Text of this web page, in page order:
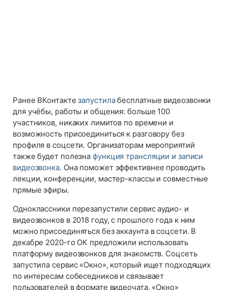
Ранее ВКонтактезапустилабесплатные видеозвонки
для учёбы, работы и общения: больше 100
участников, никаких лимитов по времени и
возможность присоединиться к разговору без
профиля в соцсети. Организаторам мероприятий
также будет полезна функция трансляции и записи
видеозвонка. Она поможет эффективнее проводить
лекции, конференции, мастер-классы и совместные
прямые эфиры.
Одноклассники перезапустили сервис аудио- и
видеозвонков в 2018 году, с прошлого года к ним
можно присоединяться без аккаунта в соцсети. В
декабре 2020-го ОК предложили использовать
платформу видеозвонков для знакомств. Соцсеть
запустила сервис «Окно», который ищет подходящих
по интересам собеседников и связывает
пользователей в формате видеочата. «Окно»